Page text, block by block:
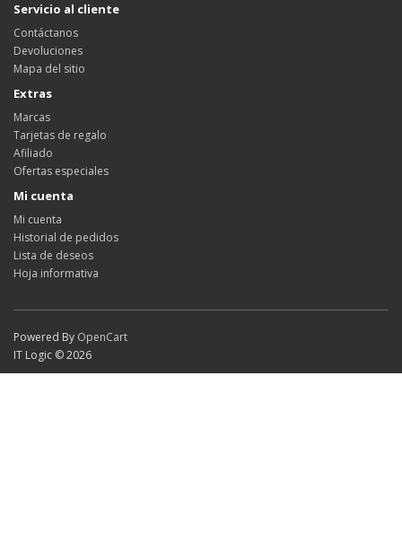
Servicio al cliente
Contáctanos
Devoluciones
Mapa del sitio
Extras
Marcas
Tarjetas de regalo
Afiliado
Ofertas especiales
Mi cuenta
Mi cuenta
Historial de pedidos
Lista de deseos
Hoja informativa
Powered By OpenCart
IT Logic © 2026